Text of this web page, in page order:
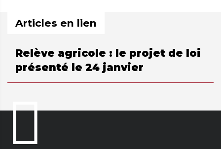
Articles en lien
Relève agricole : le projet de loi
présenté le 24 janvier